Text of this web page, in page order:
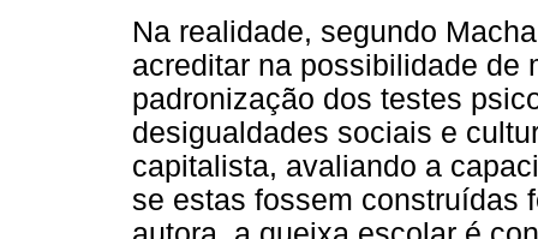
Na realidade, segundo
acreditar na possibilidade de
padronização dos testes
desigualdades sociais e
capitalista, avaliando a
se estas fossem construídas